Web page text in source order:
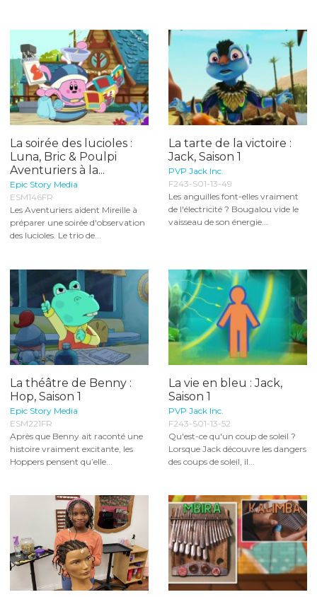
La soirée des lucioles :
Luna, Bric & Poulpi
Aventuriers à la...
Epic Story Media
ESM146FR
Les Aventuriers aident Mireille à
préparer une soirée d'observation
des lucioles. Le trio de...
La tarte de la victoire :
Jack, Saison 1
PVP Jack Inc.
F243-S01-13-49
Les anguilles font-elles vraiment
de l'électricité ? Bougalou vide le
vaisseau de son énergie...
La théâtre de Benny :
Hop, Saison 1
Epic Story Media
ESM221FR
Après que Benny ait raconté une
histoire vraiment excitante, les
Hoppers pensent qu’elle...
La vie en bleu : Jack,
Saison 1
PVP Jack Inc.
F243-S01-13-52
Qu'est-ce qu'un coup de soleil ?
Lorsque Jack découvre les dangers
des coups de soleil, il...